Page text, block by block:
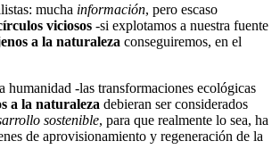
mucha información, pero escaso
viciosos -si explotamos a nuestra fuente
a la naturaleza conseguiremos, en el
humanidad -las transformaciones ecológicas
a la naturaleza debieran ser considerados
sostenible, para que realmente lo sea, ha
de aprovisionamiento y regeneración de la